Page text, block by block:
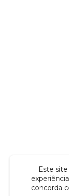
Este
concorda